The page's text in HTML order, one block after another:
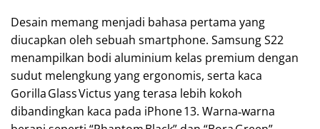
Desain memang menjadi bahasa pertama yang
diucapkan oleh sebuah smartphone. Samsung S22
menampilkan bodi aluminium kelas premium dengan
sudut melengkung yang ergonomis, serta kaca
Gorilla Glass Victus yang terasa lebih kokoh
dibandingkan kaca pada iPhone 13. Warna‑warna